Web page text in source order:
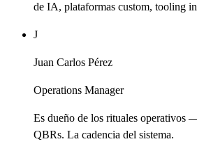
de IA, plataformas custom, tooling
J
Juan Carlos Pérez
Operations Manager
Es dueño de los rituales operativos
QBRs. La cadencia del sistema.